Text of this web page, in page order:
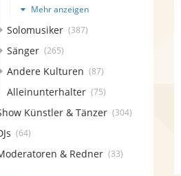
Mehr anzeigen
Solomusiker (387)
Sänger (265)
Andere Kulturen (87)
Alleinunterhalter (75)
Künstler & Tänzer (304)
(64)
& Redner (33)